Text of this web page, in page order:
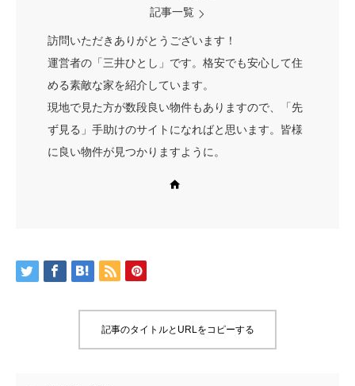
記事一覧
訪問いただきありがとうございます！
運営者の「三井ひとし」です。格安でも安心して住
める素敵な家を紹介しています。
現地で見た方が数段良い物件もありますので、「先
ず見る」手助けのサイトになればと思います。皆様
に良い物件が見つかりますように。
記事のタイトルとURLをコピーする